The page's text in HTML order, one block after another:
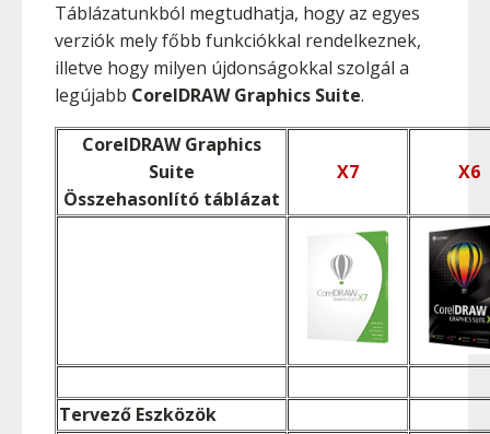
Táblázatunkból megtudhatja, hogy az egyes
verziók mely főbb funkciókkal rendelkeznek,
illetve hogy milyen újdonságokkal szolgál a
legújabb CorelDRAW Graphics Suite.
CorelDRAW Graphics
Suite
Összehasonlító táblázat
X7 X6
Tervező Eszközök